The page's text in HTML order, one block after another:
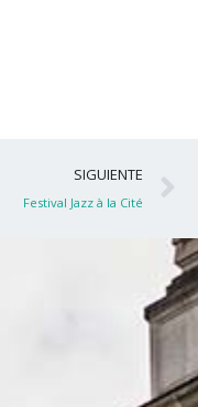
SIGUIENTE
Festival Jazz à la Cité